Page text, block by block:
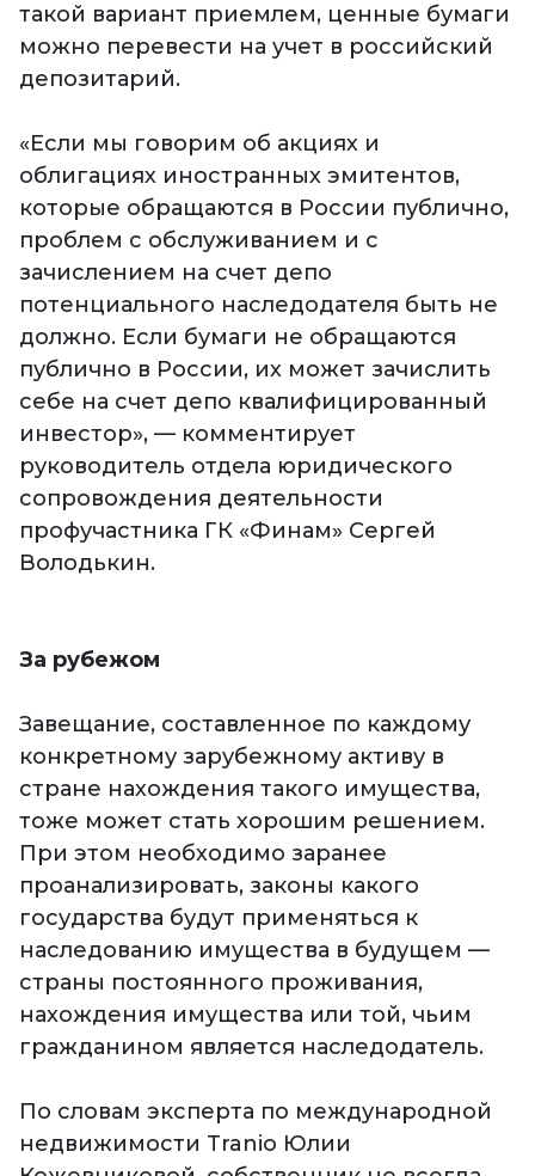
такой вариант приемлем, ценные бумаги
можно перевести на учет в российский
депозитарий.
«Если мы говорим об акциях и
облигациях иностранных эмитентов,
которые обращаются в России публично,
проблем с обслуживанием и с
зачислением на счет депо
потенциального наследодателя быть не
должно. Если бумаги не обращаются
публично в России, их может зачислить
себе на счет депо квалифицированный
инвестор», — комментирует
руководитель отдела юридического
сопровождения деятельности
профучастника ГК «Финам» Сергей
Володькин.
За рубежом
Завещание, составленное по каждому
конкретному зарубежному активу в
стране нахождения такого имущества,
тоже может стать хорошим решением.
При этом необходимо заранее
проанализировать, законы какого
государства будут применяться к
наследованию имущества в будущем —
страны постоянного проживания,
нахождения имущества или той, чьим
гражданином является наследодатель.
По словам эксперта по международной
недвижимости Tranio Юлии